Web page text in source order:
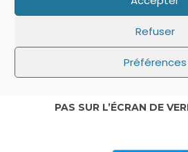
Refuser
Préférences
PAS SUR L’ÉCRAN DE